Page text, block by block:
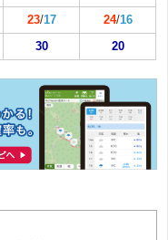
23/17 24/16
30 20